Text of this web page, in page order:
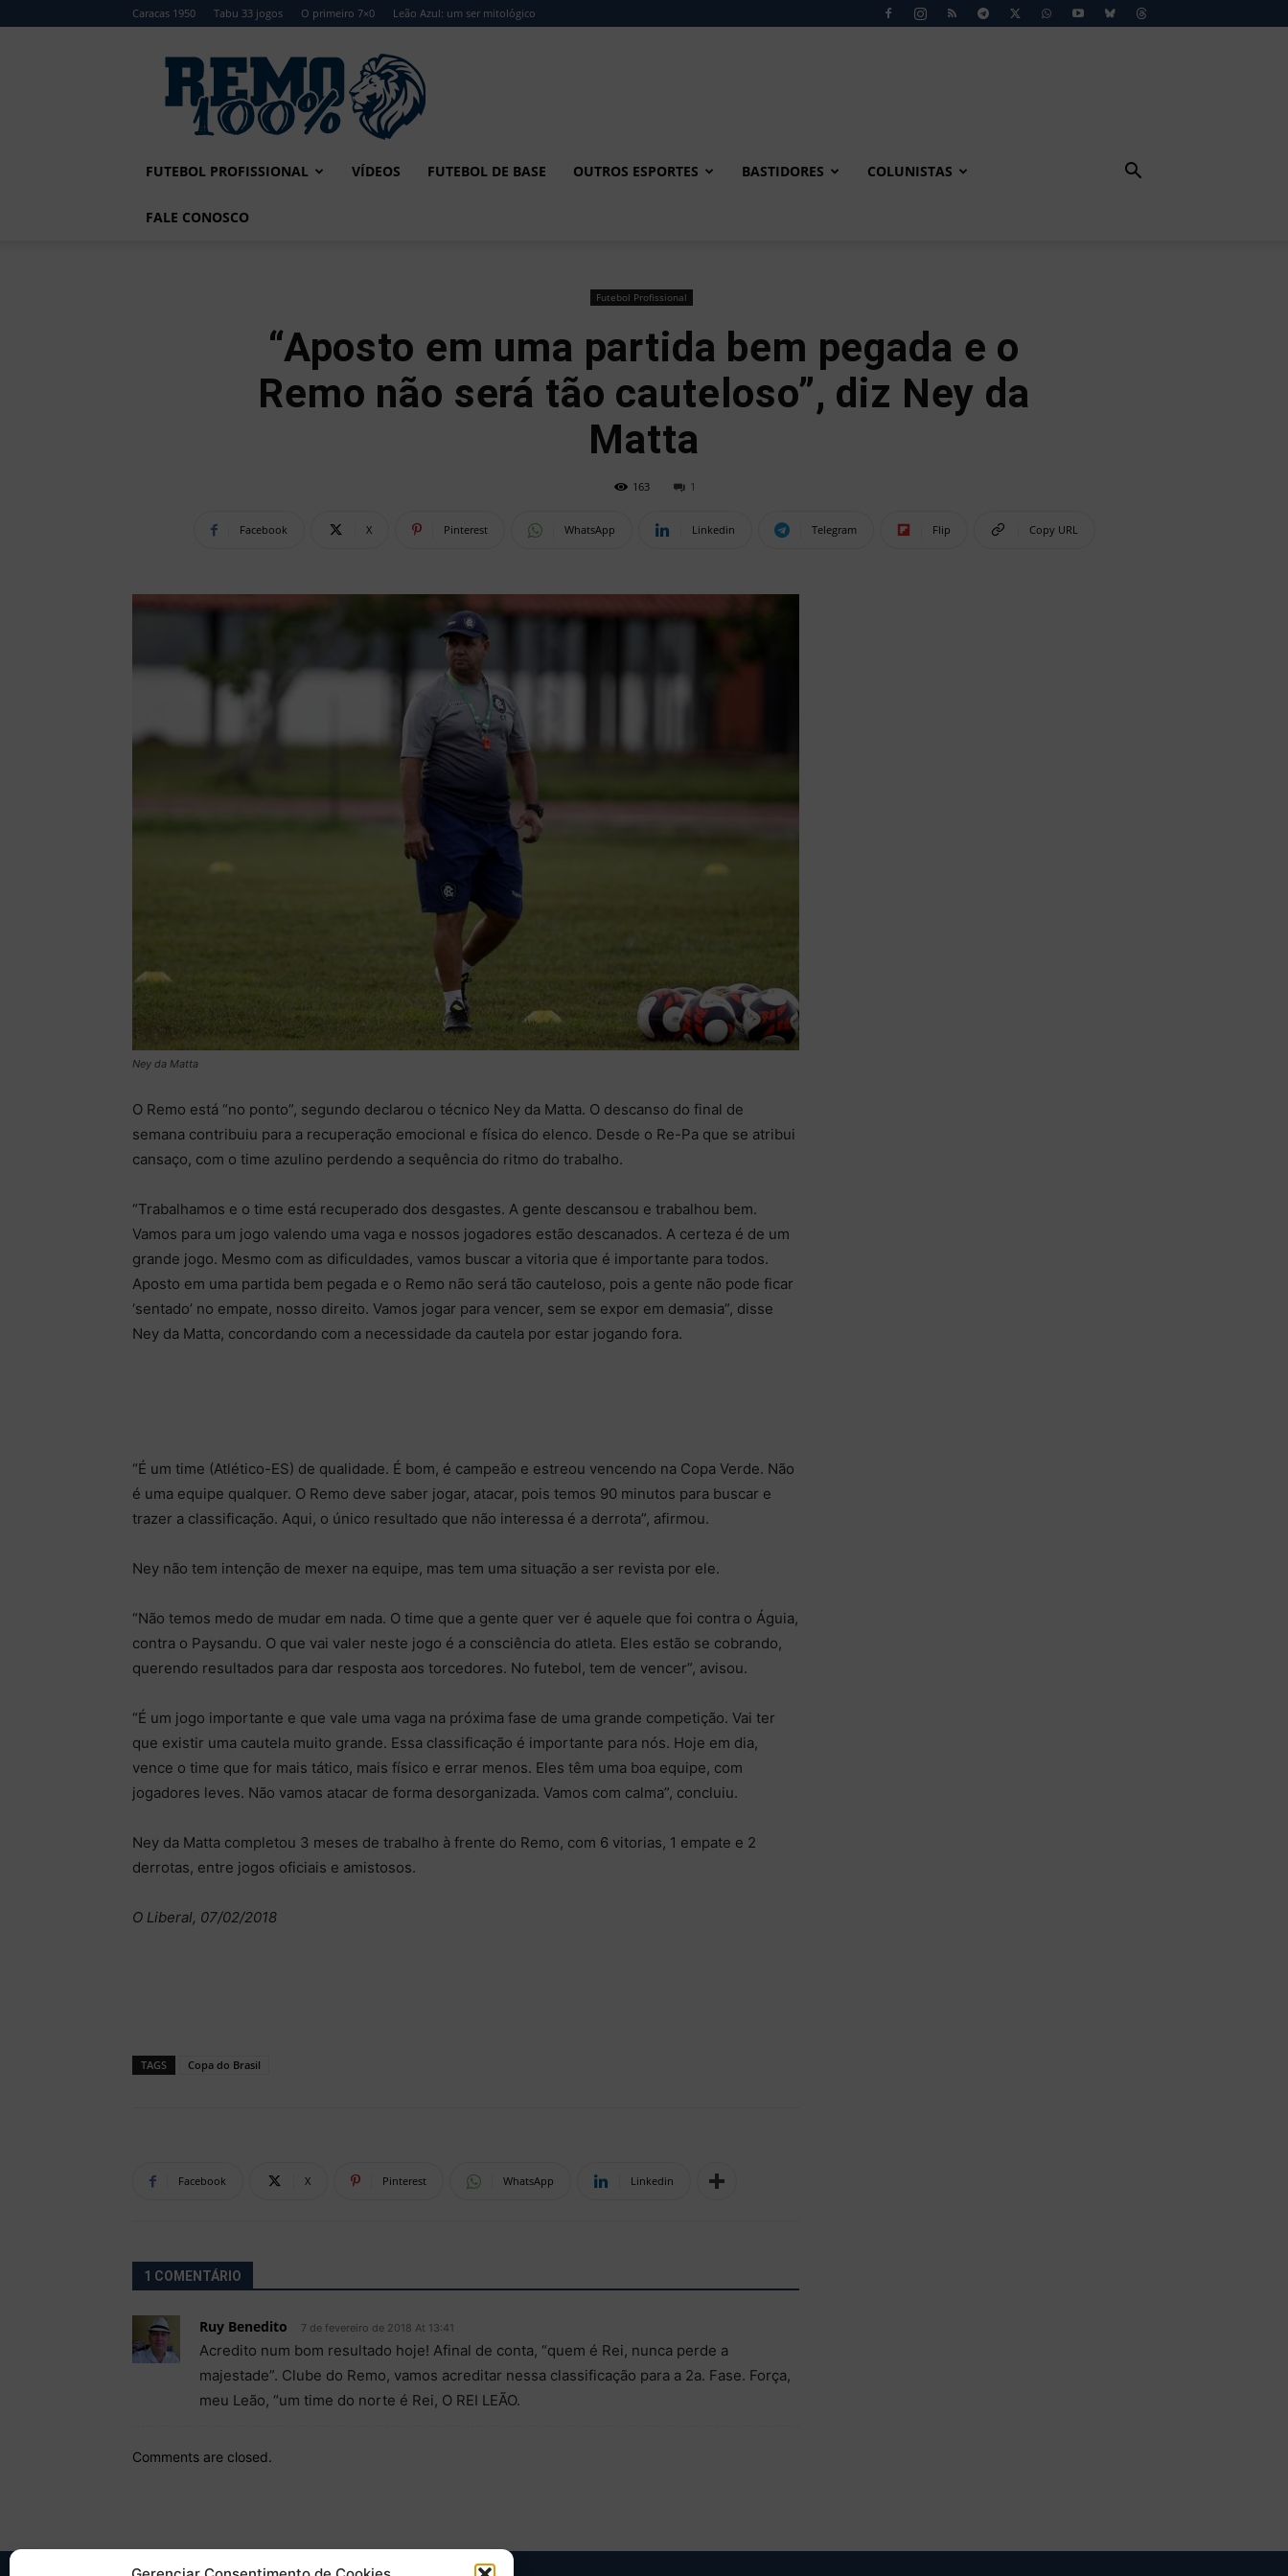
Caracas 1950 Tabu 33 jogos O primeiro 7×0 Leão Azul: um ser mitológico
Remo
FUTEBOL PROFISSIONAL VÍDEOS FUTEBOL DE BASE OUTROS ESPORTES BASTIDORES COLUNISTAS
FALE CONOSCO
Futebol Profissional
“Aposto em uma partida bem pegada e o
Remo não será tão cauteloso”, diz Ney da
Matta
163 1
Facebook X Pinterest WhatsApp Linkedin Telegram Flip Copy URL
Ney da Matta
O Remo está “no ponto”, segundo declarou o técnico Ney da Matta. O descanso do final de
semana contribuiu para a recuperação emocional e física do elenco. Desde o Re-Pa que se atribui
cansaço, com o time azulino perdendo a sequência do ritmo do trabalho.
“Trabalhamos e o time está recuperado dos desgastes. A gente descansou e trabalhou bem.
Vamos para um jogo valendo uma vaga e nossos jogadores estão descanados. A certeza é de um
grande jogo. Mesmo com as dificuldades, vamos buscar a vitoria que é importante para todos.
Aposto em uma partida bem pegada e o Remo não será tão cauteloso, pois a gente não pode ficar
‘sentado’ no empate, nosso direito. Vamos jogar para vencer, sem se expor em demasia”, disse
Ney da Matta, concordando com a necessidade da cautela por estar jogando fora.
“É um time (Atlético-ES) de qualidade. É bom, é campeão e estreou vencendo na Copa Verde. Não
é uma equipe qualquer. O Remo deve saber jogar, atacar, pois temos 90 minutos para buscar e
trazer a classificação. Aqui, o único resultado que não interessa é a derrota”, afirmou.
Ney não tem intenção de mexer na equipe, mas tem uma situação a ser revista por ele.
“Não temos medo de mudar em nada. O time que a gente quer ver é aquele que foi contra o Águia,
contra o Paysandu. O que vai valer neste jogo é a consciência do atleta. Eles estão se cobrando,
querendo resultados para dar resposta aos torcedores. No futebol, tem de vencer”, avisou.
“É um jogo importante e que vale uma vaga na próxima fase de uma grande competição. Vai ter
que existir uma cautela muito grande. Essa classificação é importante para nós. Hoje em dia,
vence o time que for mais tático, mais físico e errar menos. Eles têm uma boa equipe, com
jogadores leves. Não vamos atacar de forma desorganizada. Vamos com calma”, concluiu.
Ney da Matta completou 3 meses de trabalho à frente do Remo, com 6 vitorias, 1 empate e 2
derrotas, entre jogos oficiais e amistosos.
O Liberal, 07/02/2018
TAGS Copa do Brasil
Facebook X Pinterest WhatsApp Linkedin
1 COMENTÁRIO
Ruy Benedito 7 de fevereiro de 2018 At 13:41
Acredito num bom resultado hoje! Afinal de conta, “quem é Rei, nunca perde a
majestade”. Clube do Remo, vamos acreditar nessa classificação para a 2a. Fase. Força,
meu Leão, “um time do norte é Rei, O REI LEÃO.
Comments are closed.